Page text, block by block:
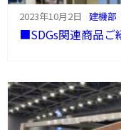
2023年10月2日 建機部
■SDGs関連商品